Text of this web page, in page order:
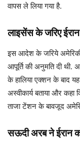
वापस ले लिया गया है.
लाइसेंस के जरिए
इस आदेश के जरिये अमेरिकी
आपूर्ति की अनुमति दी थी.
के हालिया एक्शन के बाद
अस्वीकार्य बताया और
ताजा टेंशन के बावजूद
सऊदी अरब ने ईरान